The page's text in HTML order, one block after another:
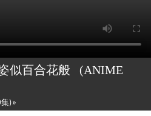
似百合花般
(ANIME
)»